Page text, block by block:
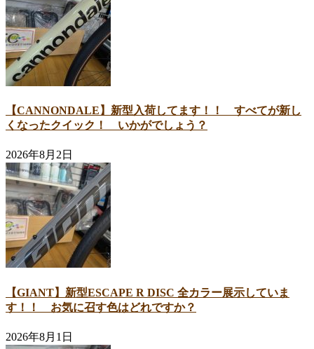
【CANNONDALE】新型入荷してます！！ すべてが新し
くなったクイック！ いかがでしょう？
2026年8月2日
【GIANT】新型ESCAPE R DISC 全カラー展示していま
す！！ お気に召す色はどれですか？
2026年8月1日